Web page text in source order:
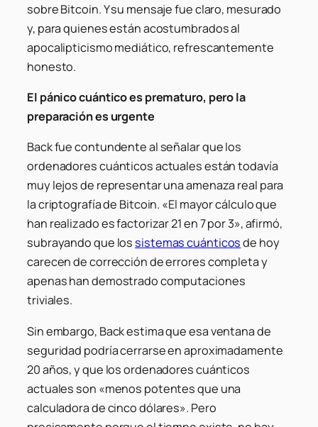
sobre Bitcoin. Y su mensaje fue claro, mesurado
y, para quienes están acostumbrados al
apocalipticismo mediático, refrescantemente
honesto.
El pánico cuántico es prematuro, pero la
preparación es urgente
Back fue contundente al señalar que los
ordenadores cuánticos actuales están todavía
muy lejos de representar una amenaza real para
la criptografía de Bitcoin. «El mayor cálculo que
han realizado es factorizar 21 en 7 por 3», afirmó,
subrayando que los sistemas cuánticosde hoy
carecen de corrección de errores completa y
apenas han demostrado computaciones
triviales.
Sin embargo, Back estima que esa ventana de
seguridad podría cerrarse en aproximadamente
20 años, y que los ordenadores cuánticos
actuales son «menos potentes que una
calculadora de cinco dólares». Pero